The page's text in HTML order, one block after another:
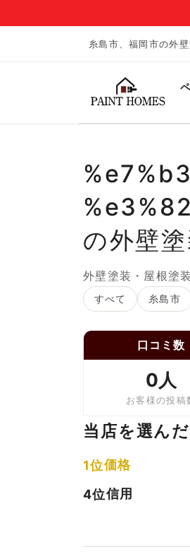
糸島市、福岡市の外
の外壁
外壁塗装・屋根塗
すべて 糸島市
口コミ数
0人
お客様の投稿
当店を選ん
1位価格
4位信用